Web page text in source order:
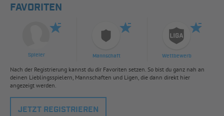
FAVORITEN
Spieler Mannschaft Wettbewerb
Nach der Registrierung kannst du dir Favoriten setzen. So bist du ganz nah an
deinen Lieblingsspielern, Mannschaften und Ligen, die dann direkt hier
angezeigt werden.
JETZT REGISTRIEREN